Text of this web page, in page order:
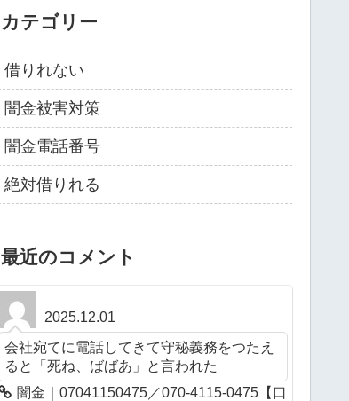
カテゴリー
借りれない
闇金被害対策
闇金電話番号
絶対借りれる
最近のコメント
2025.12.01
会社宛てに電話してきて守秘義務をつたえ
ると「死ね、ばばあ」と言われた
闇金｜07041150475／070-4115-0475【口